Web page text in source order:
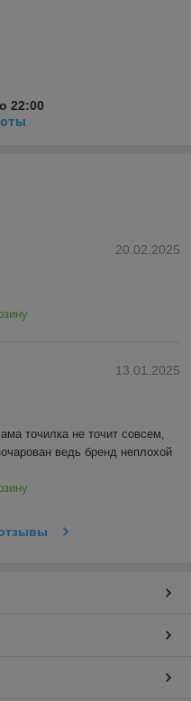
22:00
20.02.2025
13.01.2025
точилка не точит совсем,
ведь бренд неплохой